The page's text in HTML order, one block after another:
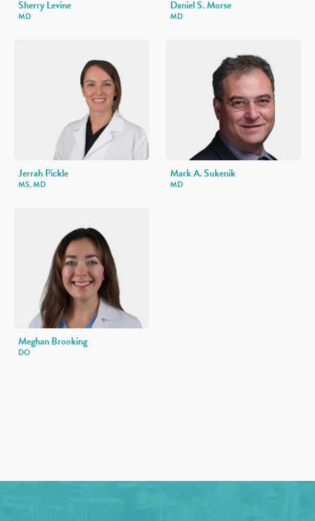
Sherry Levine
MD
Daniel S. Morse
MD
Jerrah Pickle
MS, MD
Mark A. Sukenik
MD
Meghan Brooking
DO